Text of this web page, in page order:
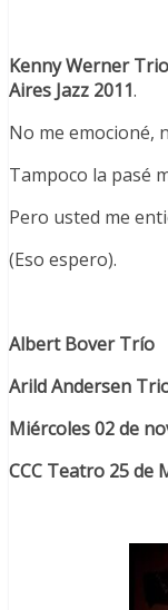
Kenny Werner Trio
Aires Jazz 2011.
No me emocioné,
Tampoco la pasé
Pero usted me
(Eso espero).
Albert Bover Trío
Arild Andersen
Miércoles 02 de
CCC Teatro 25 de